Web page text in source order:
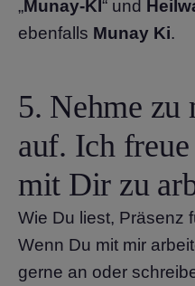
„Munay-KI“ und
ebenfalls Munay Ki.
5. Nehme
auf. Ich
mit Dir zu
Wie Du liest, Präsenz
Wenn Du mit mir
gerne an oder